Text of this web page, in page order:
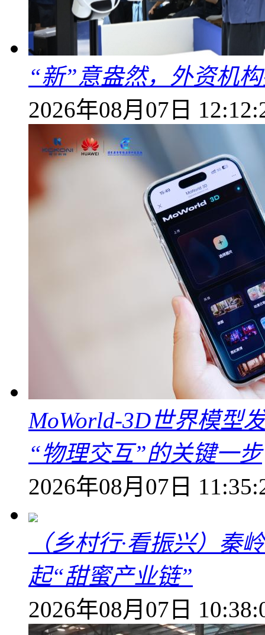
“新”意盎然，外资机
2026年08月07日
MoWorld-3D世界模型
“物理交互”的关键一步
2026年08月07日
（乡村行·看振兴）秦
起“甜蜜产业链”
2026年08月07日